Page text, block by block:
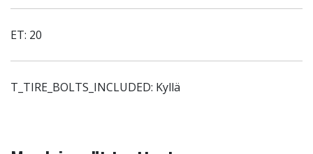
ET: 20
T_TIRE_BOLTS_INCLUDED: Kyllä